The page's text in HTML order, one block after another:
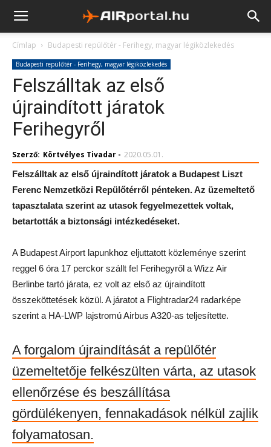
Címlap Budapesti repülőtér - Ferihegy, magyar légiközlekedés
Budapesti repülőtér - Ferihegy, magyar légiközlekedés
Felszálltak az első
újraindított járatok
Ferihegyről
Szerző: Körtvélyes Tivadar - 2020.05.01.
Felszálltak az első újraindított járatok a Budapest Liszt
Ferenc Nemzetközi Repülőtérről pénteken. Az üzemeltető
tapasztalata szerint az utasok fegyelmezettek voltak,
betartották a biztonsági intézkedéseket.
A Budapest Airport lapunkhoz eljuttatott közleménye szerint
reggel 6 óra 17 perckor szállt fel Ferihegyről a Wizz Air
Berlinbe tartó járata, ez volt az első az újraindított
összeköttetések közül. A járatot a Flightradar24 radarképe
szerint a HA-LWP lajstromú Airbus A320-as teljesítette.
A forgalom újraindítását a repülőtér
üzemeltetője felkészülten várta, az utasok
ellenőrzése és beszállítása
gördülékenyen, fennakadások nélkül zajlik
folyamatosan.